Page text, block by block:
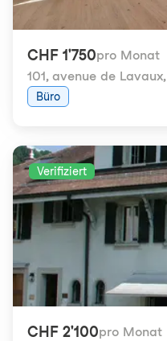
CHF 1'750pro Monat
101, avenue de Lavaux,
Büro
Verifiziert
CHF 2'100pro Monat